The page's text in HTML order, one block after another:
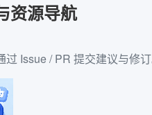
资源导航
Issue / PR 提交建议与修订